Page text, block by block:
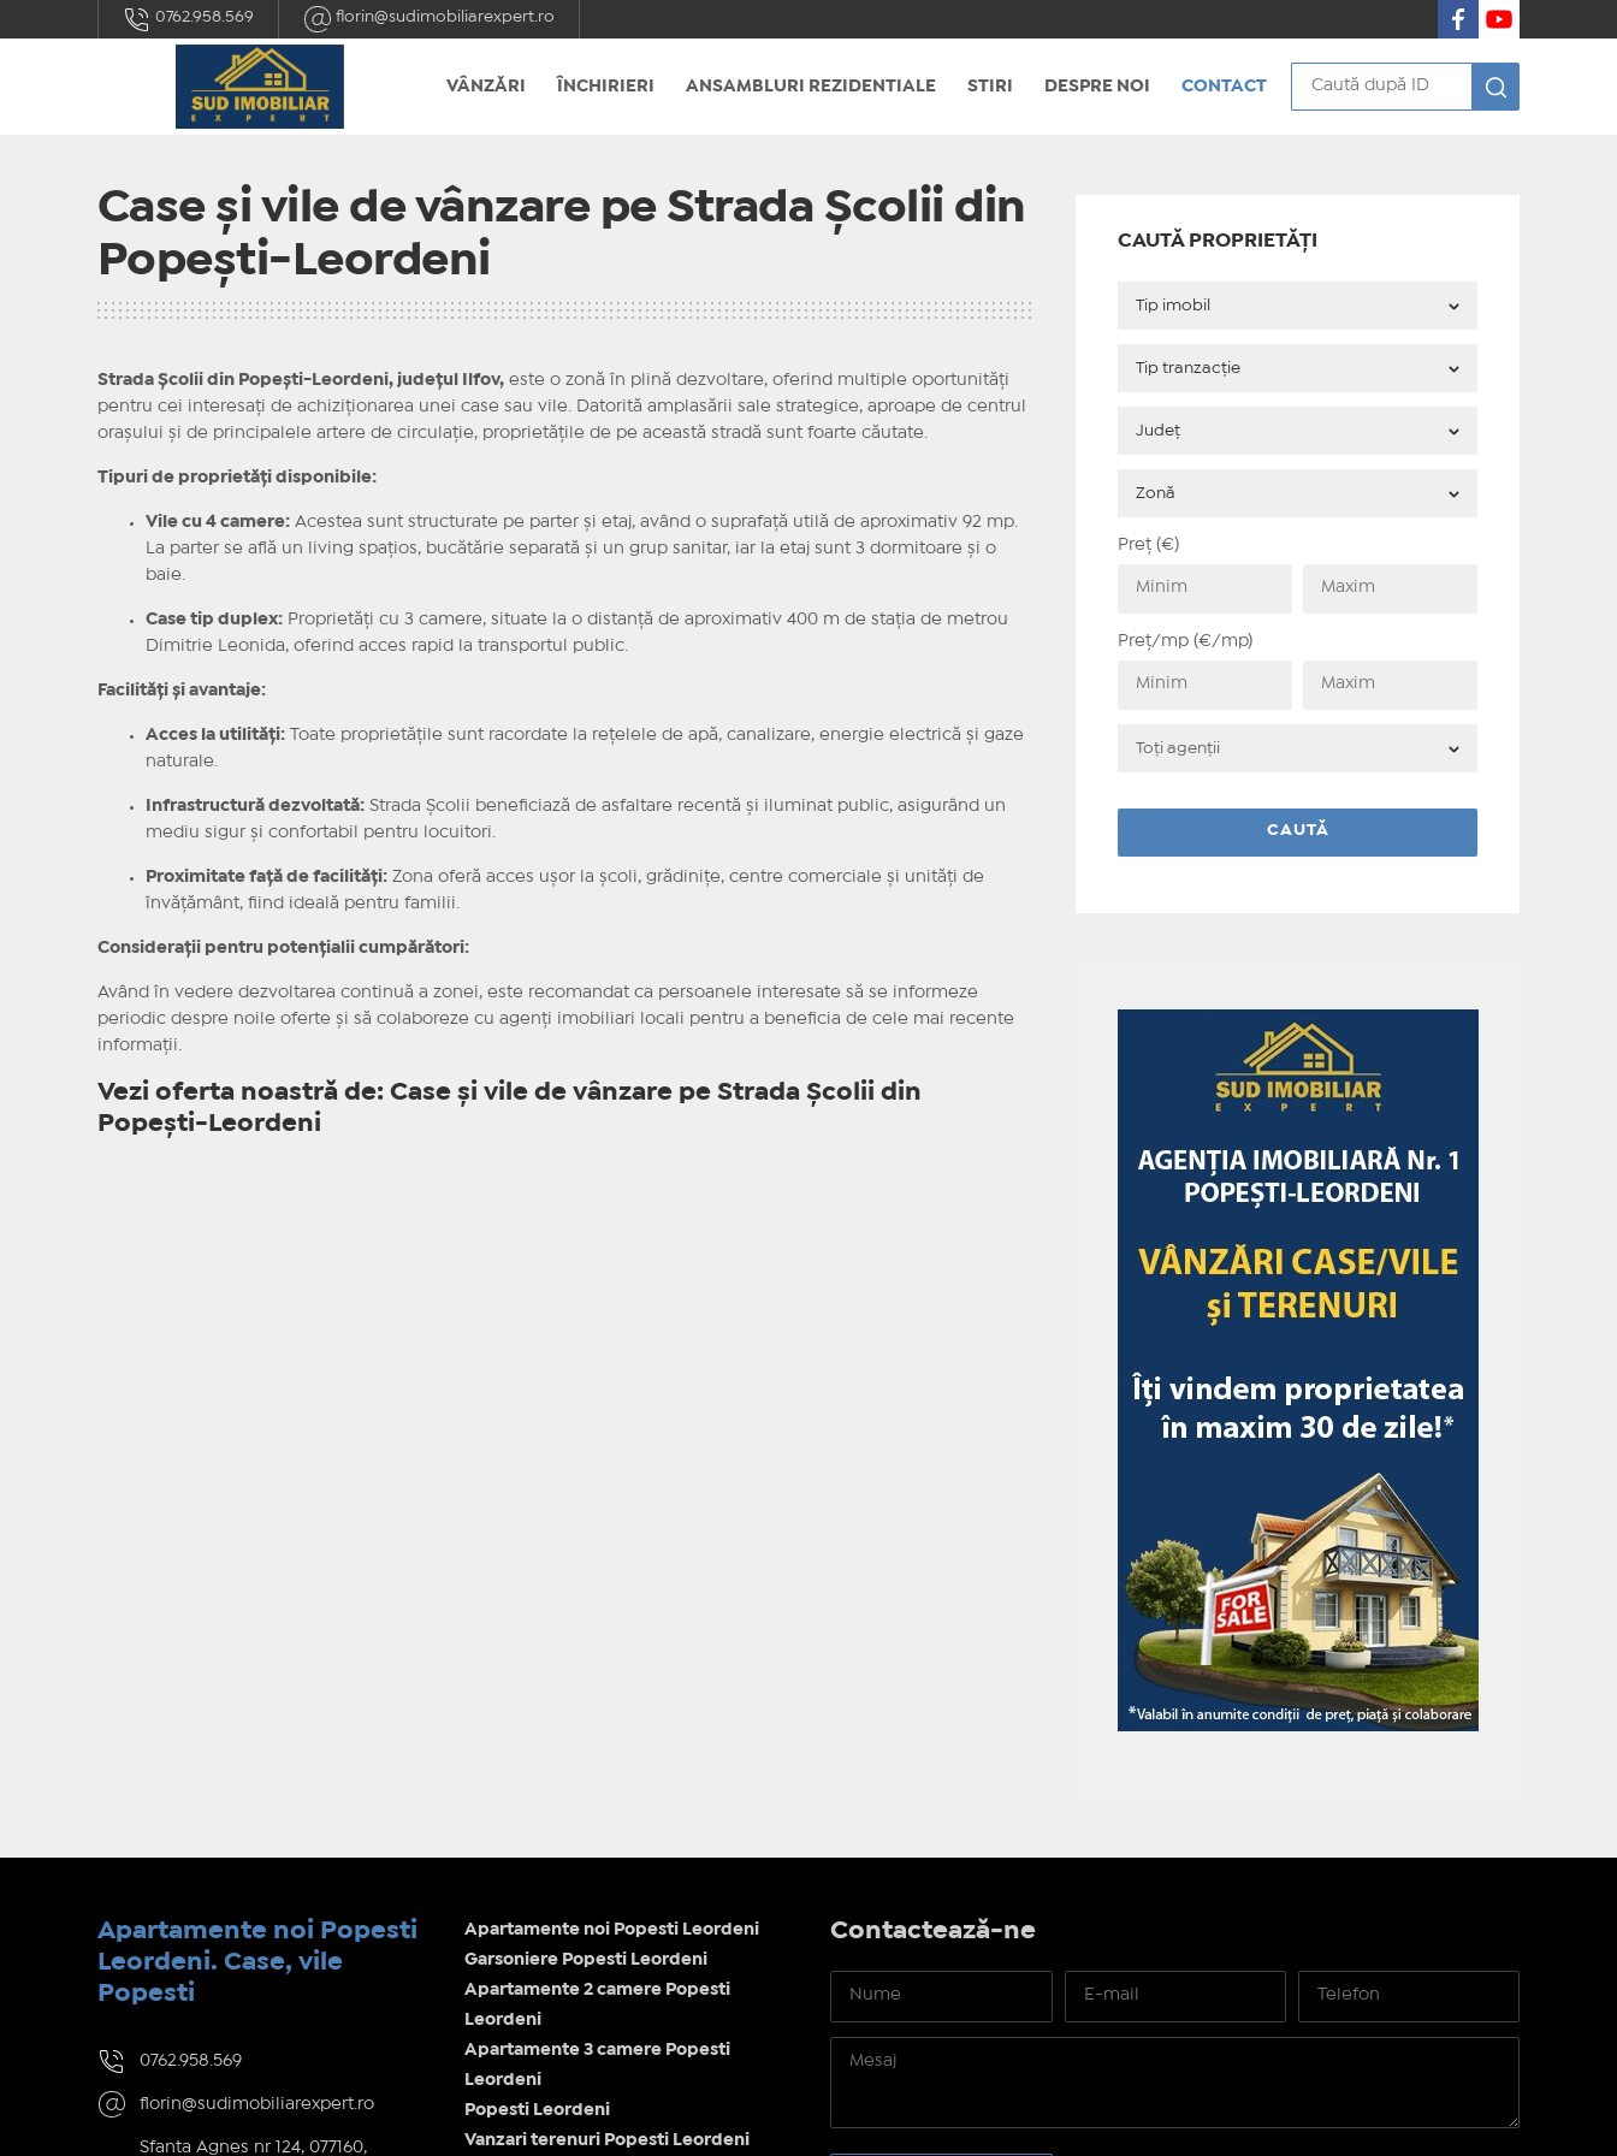
0762.958.569 florin@sudimobiliarexpert.ro
VÂNZĂRI ÎNCHIRIERI ANSAMBLURI REZIDENTIALE STIRI DESPRE NOI CONTACT
Case și vile de vânzare pe Strada Școlii din
Popești-Leordeni
Strada Școlii din Popești-Leordeni, județul Ilfov,este o zonă în plină dezvoltare, oferind multiple oportunități
pentru cei interesați de achiziționarea unei case sau vile.
Datorită amplasării sale strategice, aproape de centrul
orașului și de principalele artere de circulație, proprietățile de pe această stradă sunt foarte căutate.
Tipuri de proprietăți disponibile:
Vile cu 4 camere: Acestea sunt structurate pe parter și etaj, având o suprafață utilă de aproximativ 92 mp.
La parter se află un living spațios, bucătărie separată și un grup sanitar, iar la etaj sunt 3 dormitoare și o
baie.
Case tip duplex: Proprietăți cu 3 camere, situate la o distanță de aproximativ 400 m de stația de metrou
Dimitrie Leonida, oferind acces rapid la transportul public.
Facilități și avantaje:
Acces la utilități:
Toate proprietățile sunt racordate la rețelele de apă, canalizare, energie electrică și gaze
naturale.
Infrastructură dezvoltată: Strada Școlii beneficiază de asfaltare recentă și iluminat public, asigurând un
mediu sigur și confortabil pentru locuitori.
Proximitate față de facilități: Zona oferă acces ușor la școli, grădinițe, centre comerciale și unități de
învățământ, fiind ideală pentru familii.
Considerații pentru potențialii cumpărători:
Având în vedere dezvoltarea continuă a zonei, este recomandat ca persoanele interesate să se informeze
periodic despre noile oferte și să colaboreze cu agenți imobiliari locali pentru a beneficia de cele mai recente
informații.
Vezi oferta noastră de: Case și vile de vânzare pe Strada Școlii din
Popești-Leordeni
CAUTĂ PROPRIETĂȚI
Preț (€)
Preț/mp (€/mp)
Apartamente noi Popesti
Leordeni. Case, vile
Popesti
0762.958.569
florin@sudimobiliarexpert.ro
Sfanta Agnes nr 124, 077160,
Apartamente noi Popesti Leordeni
Garsoniere Popesti Leordeni
Apartamente 2 camere Popesti
Leordeni
Apartamente 3 camere Popesti
Leordeni
Popesti Leordeni
Vanzari terenuri Popesti Leordeni
Contactează-ne